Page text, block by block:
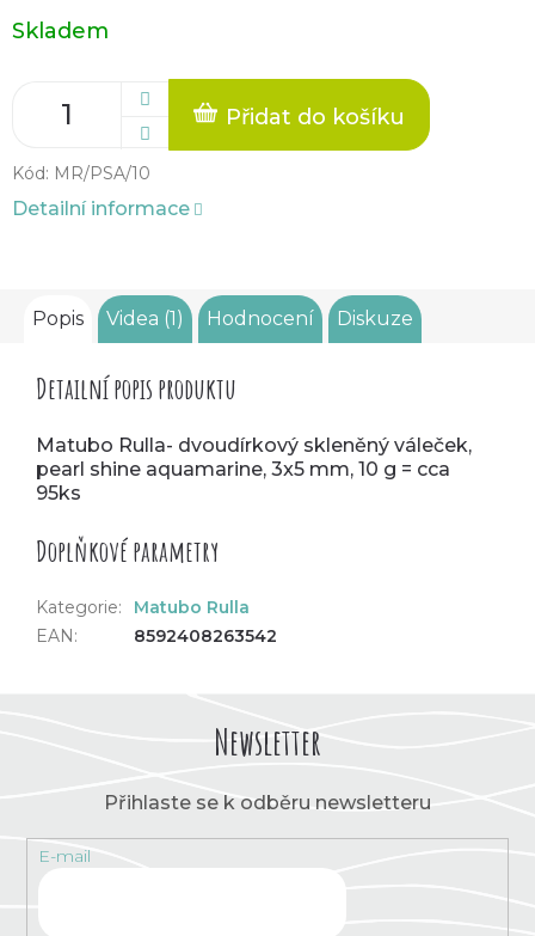
Měrná
cena:
Skladem
Přidat do košíku
Kód: MR/PSA/10
Detailní informace
Popis Videa (1) Hodnocení Diskuze
Detailní popis produktu
Matubo Rulla- dvoudírkový skleněný váleček,
pearl shine aquamarine, 3x5 mm, 10 g = cca
95ks
Doplňkové parametry
Kategorie:
Matubo Rulla
EAN: 8592408263542
Newsletter
Přihlaste se k odběru newsletteru
E-mail